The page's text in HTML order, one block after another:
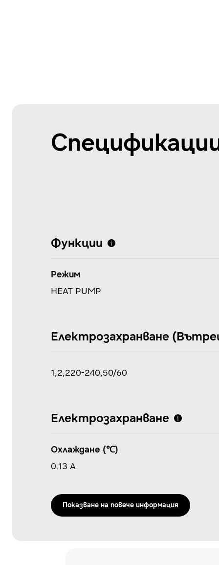
Функции
Режим
HEAT PUMP
Електрозахранване
1,2,220-240,50/60
Електрозахранване
Охлаждане (℃)
0.13 A
Показванe на повече информация